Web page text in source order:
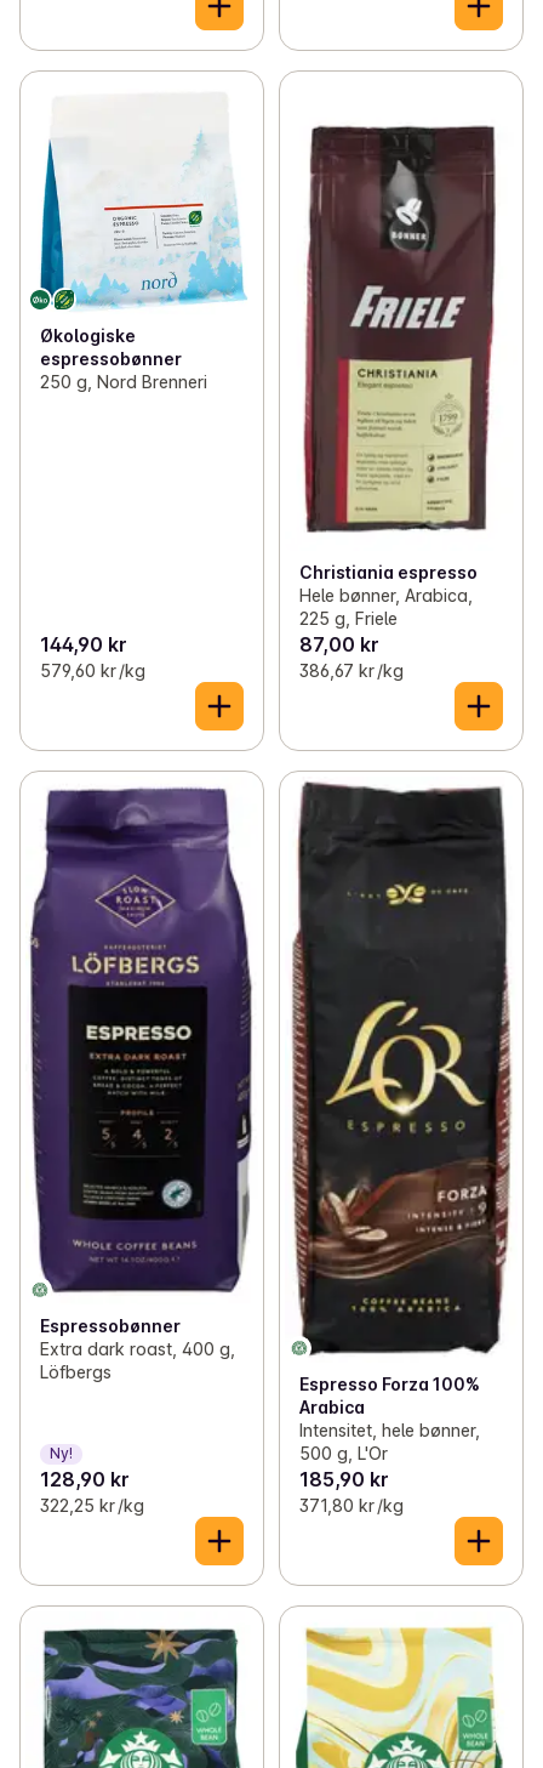
Økologiske
espressobønner
250 g, Nord Brenneri
144,90 kr
579,60 kr /kg
Christiania espresso
Hele bønner, Arabica,
225 g, Friele
87,00 kr
386,67 kr /kg
Espressobønner
Extra dark roast, 400 g,
Löfbergs
Ny!
128,90 kr
322,25 kr /kg
Espresso Forza 100%
Arabica
Intensitet, hele bønner,
500 g, L'Or
185,90 kr
371,80 kr /kg